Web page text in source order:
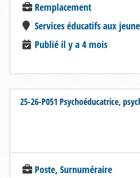
Remplacement
Services éducatifs aux
Publié il y a 4 mois
25-26-P051 Psychoéducatrice,
Poste, Surnuméraire